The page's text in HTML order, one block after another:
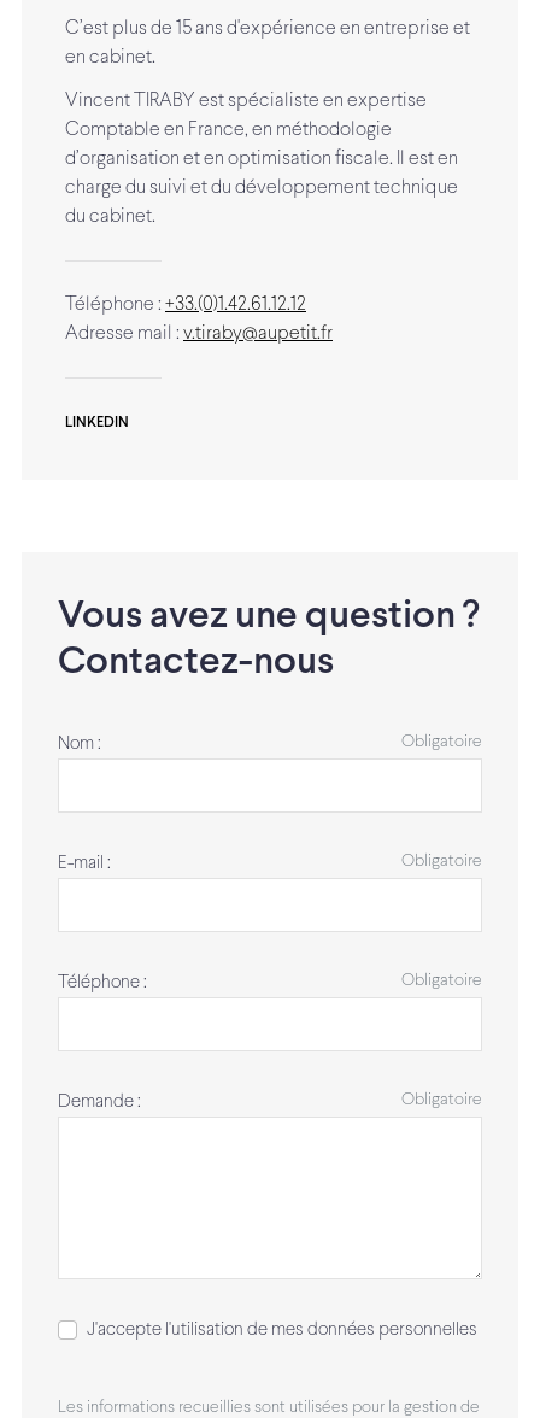
C’est plus de 15 ans d'expérience en entreprise et
en cabinet.
Vincent TIRABY est spécialiste en expertise
Comptable en France, en méthodologie
d’organisation et en optimisation fiscale. Il est en
charge du suivi et du développement technique
du cabinet.
Téléphone : +33.(0)1.42.61.12.12
Adresse mail : v.tiraby@aupetit.fr
LINKEDIN
Vous avez une question ?
Contactez-nous
Obligatoire
Nom :
Obligatoire
E-mail :
Obligatoire
Téléphone :
Obligatoire
Demande :
J'accepte l'utilisation de mes données personnelles
Les informations recueillies sont utilisées pour la gestion de